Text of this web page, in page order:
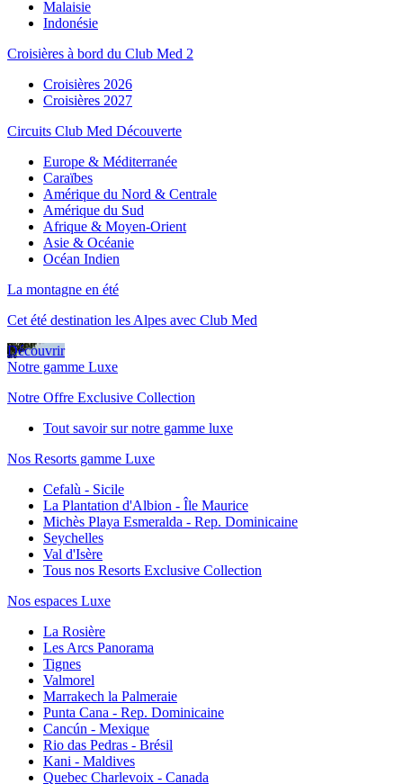
Malaisie
Indonésie
Croisières à bord du Club Med 2
Croisières 2026
Croisières 2027
Circuits Club Med Découverte
Europe & Méditerranée
Caraïbes
Amérique du Nord & Centrale
Amérique du Sud
Afrique & Moyen-Orient
Asie & Océanie
Océan Indien
La montagne en été
Cet été destination les Alpes avec Club Med
Découvrir
Notre gamme Luxe
Notre Offre Exclusive Collection
Tout savoir sur notre gamme luxe
Nos Resorts gamme Luxe
Cefalù - Sicile
La Plantation d'Albion - Île Maurice
Michès Playa Esmeralda - Rep. Dominicaine
Seychelles
Val d'Isère
Tous nos Resorts Exclusive Collection
Nos espaces Luxe
La Rosière
Les Arcs Panorama
Tignes
Valmorel
Marrakech la Palmeraie
Punta Cana - Rep. Dominicaine
Cancún - Mexique
Rio das Pedras - Brésil
Kani - Maldives
Quebec Charlevoix - Canada